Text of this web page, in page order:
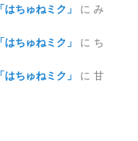
ちゅねミク」
にみ
ちゅねミク」
に ち
ちゅねミク」
に甘